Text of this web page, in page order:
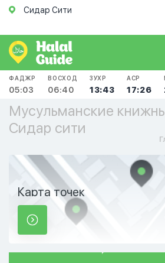
Сидар Сити
ФАДЖР
05:03
ВОСХОД
06:40
ЗУХР
13:43
АСР
17:26
Мусульманские
Сидар сити
Карта точек